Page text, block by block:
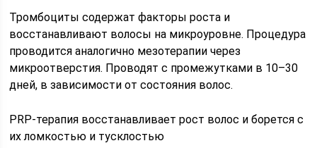
Тромбоциты содержат факторы роста и
восстанавливают волосы на микроуровне. Процедура
проводится аналогично мезотерапии через
микроотверстия. Проводят с промежутками в 10–30
дней, в зависимости от состояния волос.
PRP-терапия восстанавливает рост волос и борется с
их ломкостью и тусклостью